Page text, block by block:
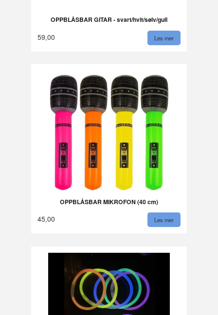
OPPBLÅSBAR GITAR - svart/hvit/sølv/gull
59,00 Les mer
OPPBLÅSBAR MIKROFON (40 cm)
45,00 Les mer